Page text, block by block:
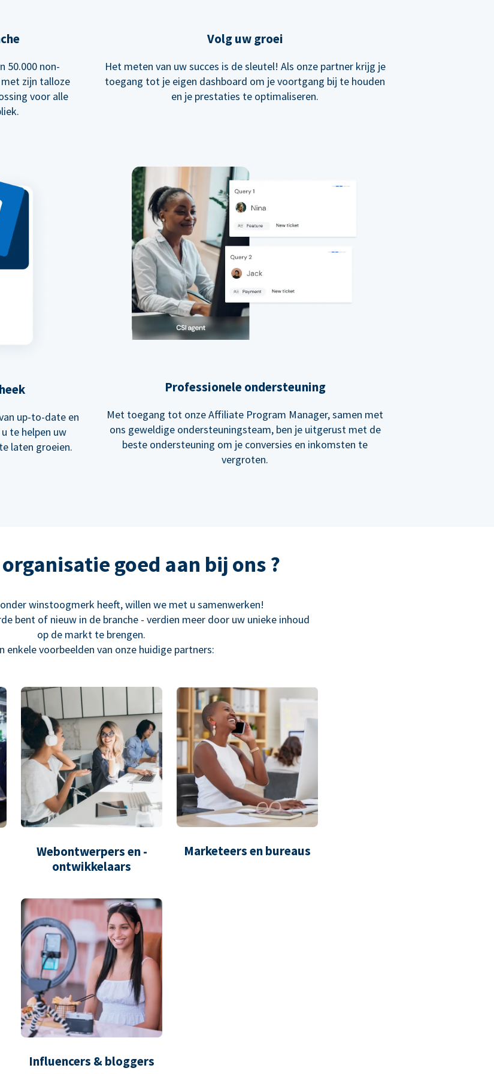
50.000 non-
zijn talloze
voor alle
Volg uw groei
Het meten van uw succes is de sleutel! Als onze partner krijg je
toegang tot je eigen dashboard om je voortgang bij te houden
en je prestaties te optimaliseren.
up-to-date en
te helpen uw
laten groeien.
Professionele ondersteuning
Met toegang tot onze Affiliate Program Manager, samen met
ons geweldige ondersteuningsteam, ben je uitgerust met de
beste ondersteuning om je conversies en inkomsten te
vergroten.
goed aan bij ons ?
winstoogmerk heeft, willen we met u samenwerken!
bent of nieuw in de branche - verdien meer door uw unieke inhoud
op de markt te brengen.
enkele voorbeelden van onze huidige partners:
Webontwerpers en -
ontwikkelaars
Marketeers en bureaus
Influencers & bloggers